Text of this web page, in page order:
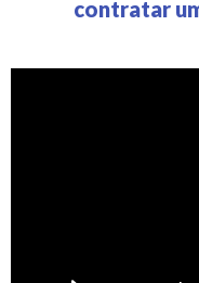
contratar